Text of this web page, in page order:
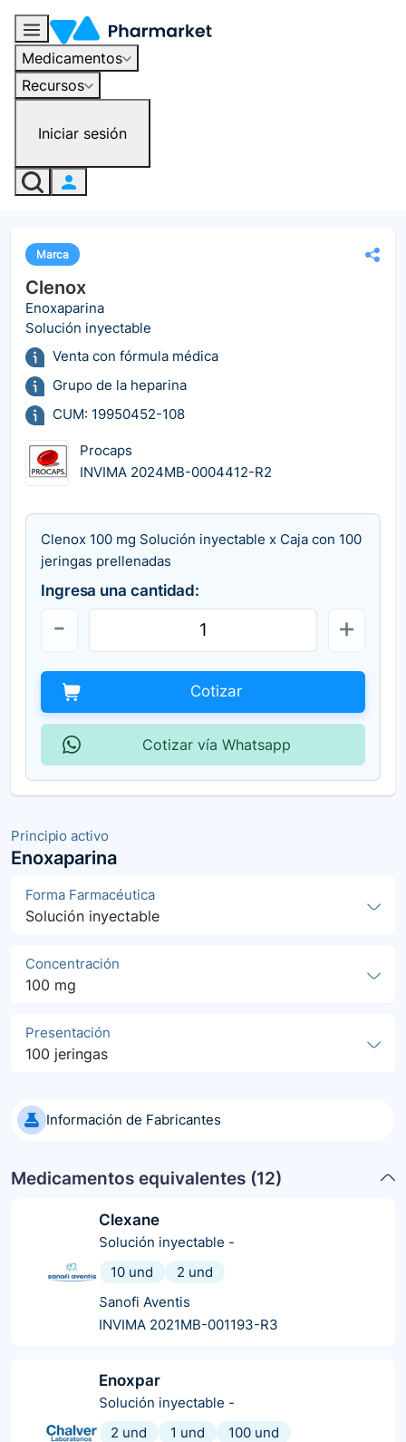
Medicamentos
Recursos
Iniciar sesión
Principio activo
Enoxaparina
Forma Farmacéutica
Solución inyectable
Concentración
100 mg
Presentación
100 jeringas
Información de Fabricantes
Medicamentos equivalentes (12)
Clexane
Solución inyectable -
10 und
2 und
Sanofi Aventis
INVIMA 2021MB-001193-R3
Enoxpar
Solución inyectable -
2 und
1 und
100 und
Marca
Clenox
Enoxaparina
Solución inyectable
Venta con fórmula médica
Grupo de la heparina
CUM: 19950452-108
Procaps
INVIMA 2024MB-0004412-R2
Clenox 100 mg Solución inyectable x Caja con 100
jeringas prellenadas
Ingresa una cantidad:
Cotizar
Cotizar vía Whatsapp